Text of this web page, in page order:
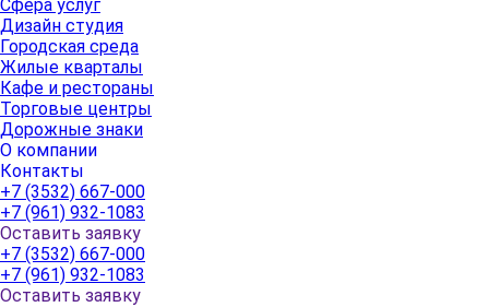
Сфера услуг
Дизайн студия
Городская среда
Жилые кварталы
Кафе и рестораны
Торговые центры
Дорожные знаки
О компании
Контакты
+7 (3532) 667-000
+7 (961) 932-1083
Оставить заявку
+7 (3532) 667-000
+7 (961) 932-1083
Оставить заявку